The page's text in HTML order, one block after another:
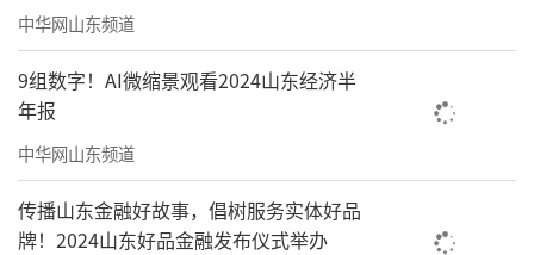
中华网山东频道
9组数字！AI微缩景观看2024山东经济半
年报
中华网山东频道
传播山东金融好故事，倡树服务实体好品
牌！2024山东好品金融发布仪式举办